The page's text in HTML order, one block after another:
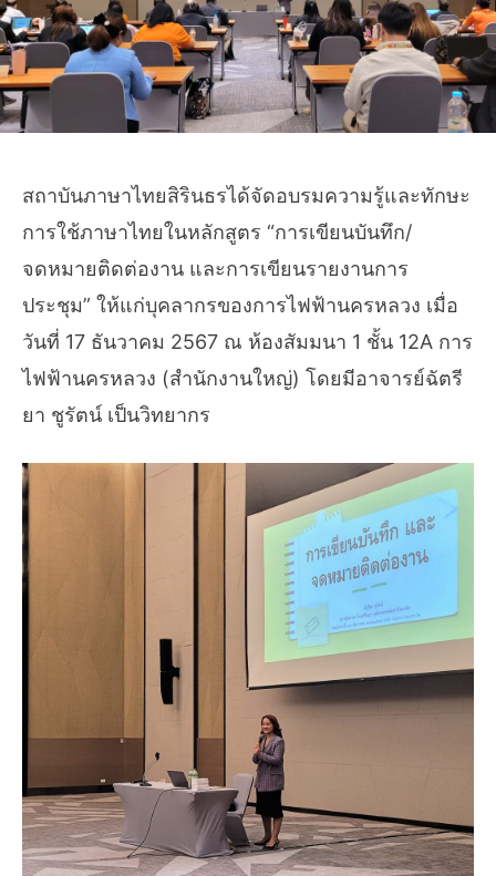
สถาบันภาษาไทยสิรินธรได้จัดอบรมความรู้และทักษะ
การใช้ภาษาไทยในหลักสูตร “การเขียนบันทึก/
จดหมายติดต่องาน และการเขียนรายงานการ
ประชุม” ให้แก่บุคลากรของการไฟฟ้านครหลวง เมื่อ
วันที่ 17 ธันวาคม 2567 ณ ห้องสัมมนา 1 ชั้น 12A การ
ไฟฟ้านครหลวง (สำนักงานใหญ่) โดยมีอาจารย์ฉัตรี
ยา ชูรัตน์ เป็นวิทยากร